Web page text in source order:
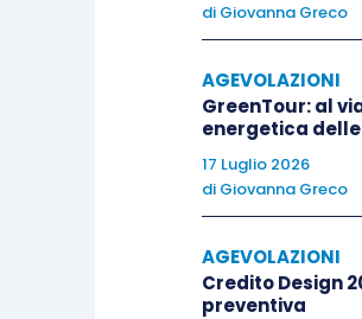
articoli 107 e 108
Infine, si
entrate, da
bilancio, il
milione di europer
di Giovanna Greco
AGEVOLAZIONI
GreenTour: al
energetica
17 Luglio 2026
di Giovanna Greco
AGEVOLAZIONI
Credito Design
preventiva